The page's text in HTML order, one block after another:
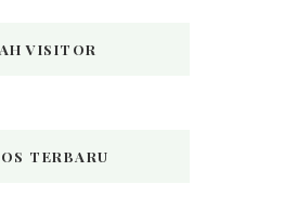
VISITOR
TERBARU